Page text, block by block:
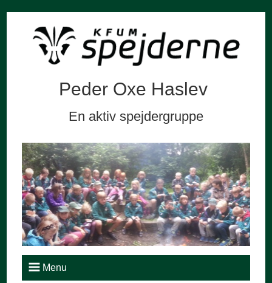
Peder Oxe Haslev
En aktiv spejdergruppe
Menu